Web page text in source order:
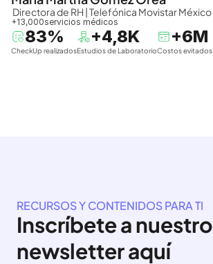
Directora de RH | Telefónica Movistar México
+13,000servicios médicos
83%
CheckUp realizados
+4,8K
Estudios de Laboratorio
+6M
Costos evitados
RECURSOS Y CONTENIDOS PARA TI
Inscríbete a nuestro
newsletter aquí